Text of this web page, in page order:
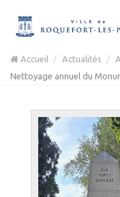
Accueil Actualités
Nettoyage annuel du